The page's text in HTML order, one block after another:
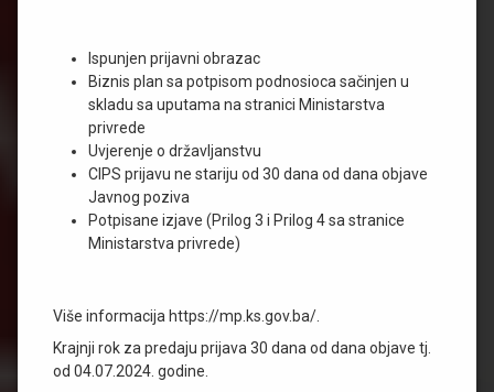
Ispunjen prijavni obrazac
Biznis plan sa potpisom podnosioca sačinjen u
skladu sa uputama na stranici Ministarstva
privrede
Uvjerenje o državljanstvu
CIPS prijavu ne stariju od 30 dana od dana objave
Javnog poziva
Potpisane izjave (Prilog 3 i Prilog 4 sa stranice
Ministarstva privrede)
Više informacija https://mp.ks.gov.ba/.
Krajnji rok za predaju prijava 30 dana od dana objave tj.
od 04.07.2024. godine.